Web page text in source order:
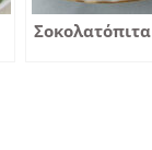
Σοκολατόπιτα